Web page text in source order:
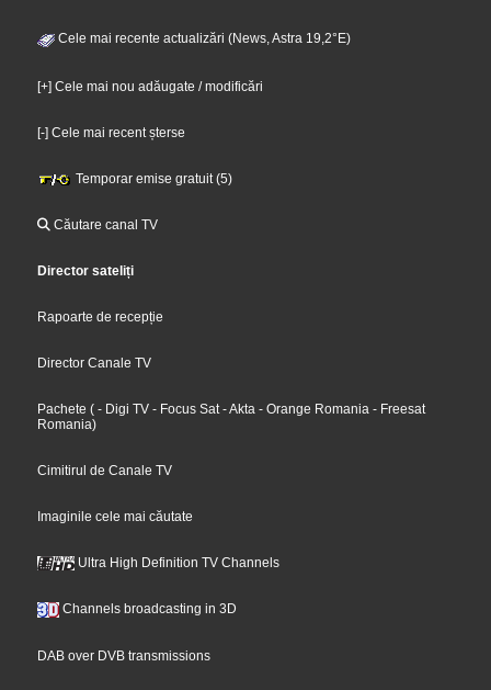
Cele mai recente actualizări (News, Astra 19,2°E)
[+] Cele mai nou adăugate / modificări
[-] Cele mai recent șterse
Temporar emise gratuit (5)
Căutare canal TV
Director sateliți
Rapoarte de recepție
Director Canale TV
Pachete (- Digi TV - Focus Sat- Akta - Orange Romania - Freesat
Romania)
Cimitirul de Canale TV
Imaginile cele mai căutate
Ultra High Definition TV Channels
Channels broadcasting in 3D
DAB over DVB transmissions